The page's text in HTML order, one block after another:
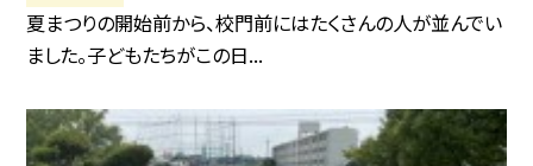
夏まつりの開始前から、校門前にはたくさんの人が並んでい
ました。子どもたちがこの日...